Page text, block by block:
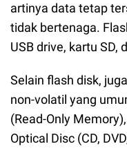
artinya data tetap
tidak bertenaga.
USB drive, kartu SD,
Selain flash disk,
non-volatil yang
(Read-Only
Optical Disc (CD,